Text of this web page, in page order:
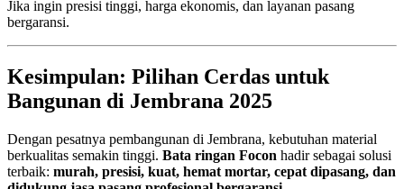
Jika ingin presisi tinggi, harga ekonomis, dan layanan pasang
bergaransi.
Kesimpulan: Pilihan Cerdas untuk
Bangunan di Jembrana 2025
Dengan pesatnya pembangunan di Jembrana, kebutuhan material
berkualitas semakin tinggi. Bata ringan Focon hadir sebagai solusi
terbaik: murah, presisi, kuat, hemat mortar, cepat dipasang, dan